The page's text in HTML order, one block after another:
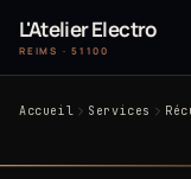
L'Atelier Electro
REIMS · 51100
Accueil Services